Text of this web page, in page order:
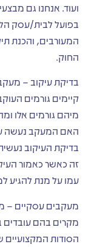
ועוד. אנחנו גם
בפועל לבית/עסק
המעורבים, והכנת
החוק.
בדיקת עיקוב –
קיימים גורמים
מיהם גורמים אלו
האם המעקב נעשה
בדיקת העיקוב
זה כאשר כאמור
עמו על מנת להגיע
מעקבים עסקיים –
מקרים בהם
הסודות